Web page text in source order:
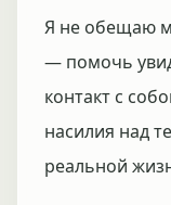
Я не обещаю
— помочь
контакт с
насилия над
реальной